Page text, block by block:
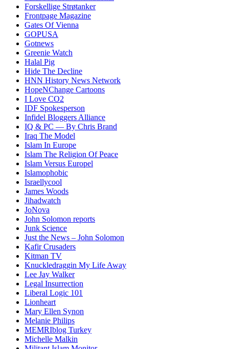
Forskellige Strøtanker
Frontpage Magazine
Gates Of Vienna
GOPUSA
Gotnews
Greenie Watch
Halal Pig
Hide The Decline
HNN History News Network
HopeNChange Cartoons
I Love CO2
IDF Spokesperson
Infidel Bloggers Alliance
IQ & PC — By Chris Brand
Iraq The Model
Islam In Europe
Islam The Religion Of Peace
Islam Versus Europel
Islamophobic
Israellycool
James Woods
Jihadwatch
JoNova
John Solomon reports
Junk Science
Just the News – John Solomon
Kafir Crusaders
Kitman TV
Knuckledraggin My Life Away
Lee Jay Walker
Legal Insurrection
Liberal Logic 101
Lionheart
Mary Ellen Synon
Melanie Philips
MEMRIblog Turkey
Michelle Malkin